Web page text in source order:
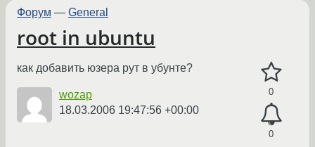
Форум — General
root in ubuntu
0
0
как добавить юзера рут в убунте?
wozap
18.03.2006 19:47:56 +00:00